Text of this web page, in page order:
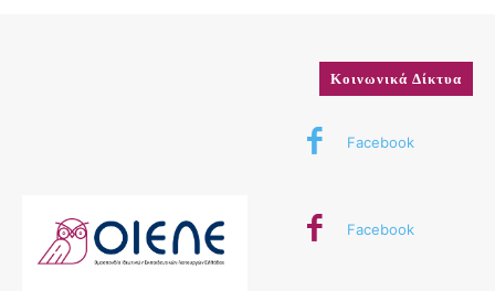
Κοινωνικά Δίκτυα
Facebook
Facebook